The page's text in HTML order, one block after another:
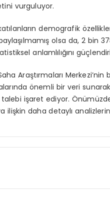
vurguluyor.
demografik
olsa da, 2 bin
anlamlılığını
Araştırmaları
önemli bir veri
işaret ediyor.
ilişkin daha detaylı